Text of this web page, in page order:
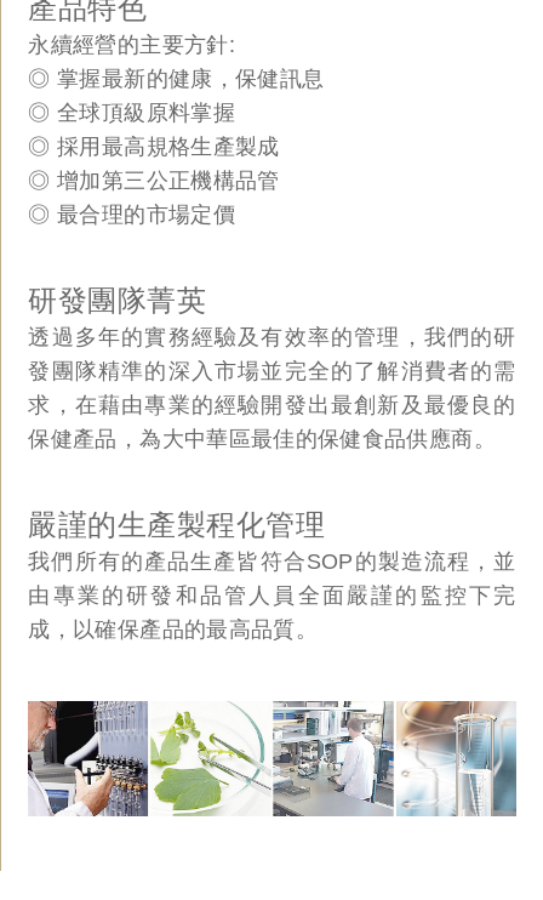
產品特色
永續經營的主要方針:
◎ 掌握最新的健康，保健訊息
◎ 全球頂級原料掌握
◎ 採用最高規格生產製成
◎ 增加第三公正機構品管
◎ 最合理的市場定價
研發團隊菁英
透過多年的實務經驗及有效率的管理，我們的研
發團隊精準的深入市場並完全的了解消費者的需
求，在藉由專業的經驗開發出最創新及最優良的
保健產品，為大中華區最佳的保健食品供應商。
嚴謹的生產製程化管理
我們所有的產品生產皆符合SOP的製造流程，並
由專業的研發和品管人員全面嚴謹的監控下完
成，以確保產品的最高品質。